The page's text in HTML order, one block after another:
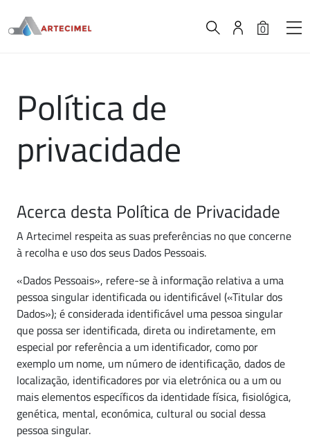
0
Política de
privacidade
Acerca desta Política de Privacidade
A Artecimel respeita as suas preferências no que concerne
à recolha e uso dos seus Dados Pessoais.
«Dados Pessoais», refere-se à informação relativa a uma
pessoa singular identificada ou identificável («Titular dos
Dados»); é considerada identificável uma pessoa singular
que possa ser identificada, direta ou indiretamente, em
especial por referência a um identificador, como por
exemplo um nome, um número de identificação, dados de
localização, identificadores por via eletrónica ou a um ou
mais elementos específicos da identidade física, fisiológica,
genética, mental, económica, cultural ou social dessa
pessoa singular.